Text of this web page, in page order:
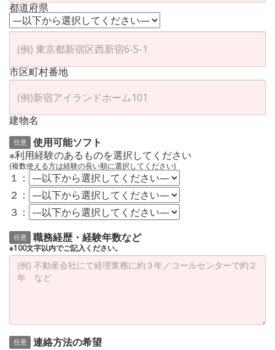
都道府県
市区町村番地
建物名
任意
使用可能ソフト
※利用経験のあるものを選択してください
(複数使える方は経験の長い順に選択してください)
１：
２：
３：
任意 職務経歴・経験年数など
※100文字以内でご記入ください。
任意 連絡方法の希望